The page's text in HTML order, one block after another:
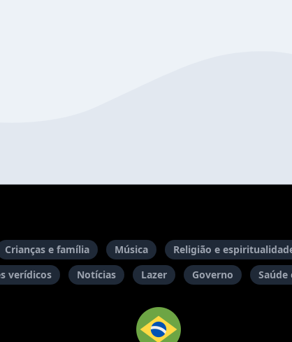
Crianças e família Música Religião e
verídicos Notícias Lazer Governo Saúde